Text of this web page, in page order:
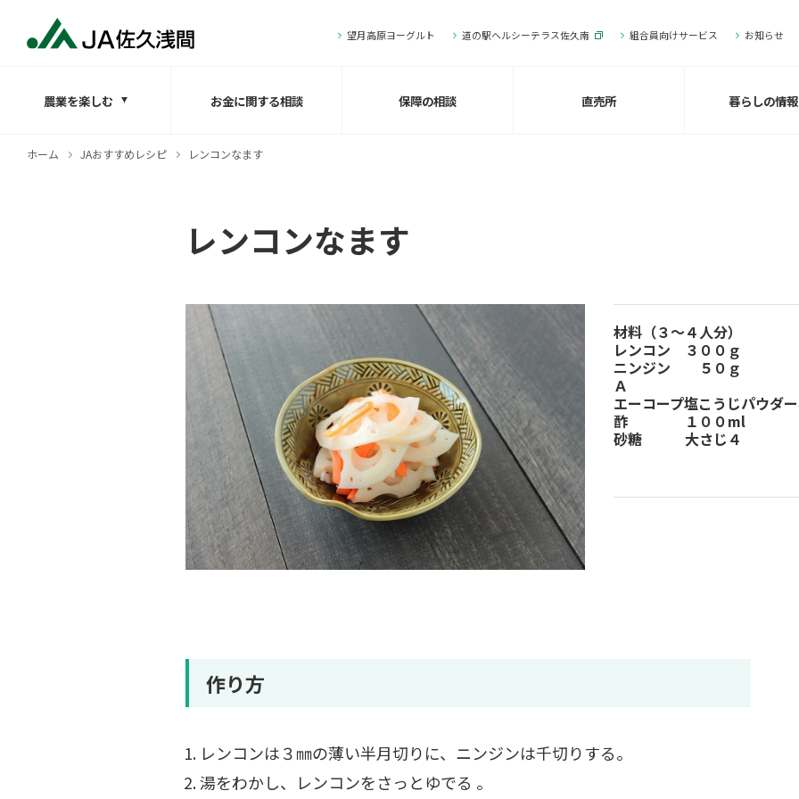
望月高原ヨーグルト 道の駅ヘルシーテラス佐久南 組合員向けサービス お知らせ
農業を楽しむ お金に関する相談 保障の相談 直売所 暮らしの情報
ホーム JAおすすめレシピ レンコンなます
レンコンなます
材料（３～４人分）
レンコン ３００ｇ
ニンジン ５０ｇ
Ａ
エーコープ塩こうじパウダ
酢 １００ml
砂糖 大さじ４
作り方
レンコンは３㎜の薄い半月切りに、ニンジンは千切りする。
湯をわかし、レンコンをさっとゆでる 。